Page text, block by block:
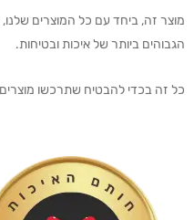
מוצר זה, ביחד עם כל המוצרים
הגבוהים ביותר של איכות ובטיחות.
כל זה בכדי להבטיח שתרכשו